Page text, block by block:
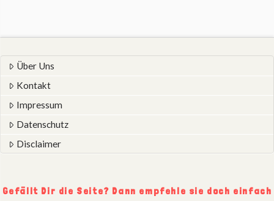
Über Uns
Kontakt
Impressum
Datenschutz
Disclaimer
Gefällt Dir die Seite? Dann empfehle sie doch einfach